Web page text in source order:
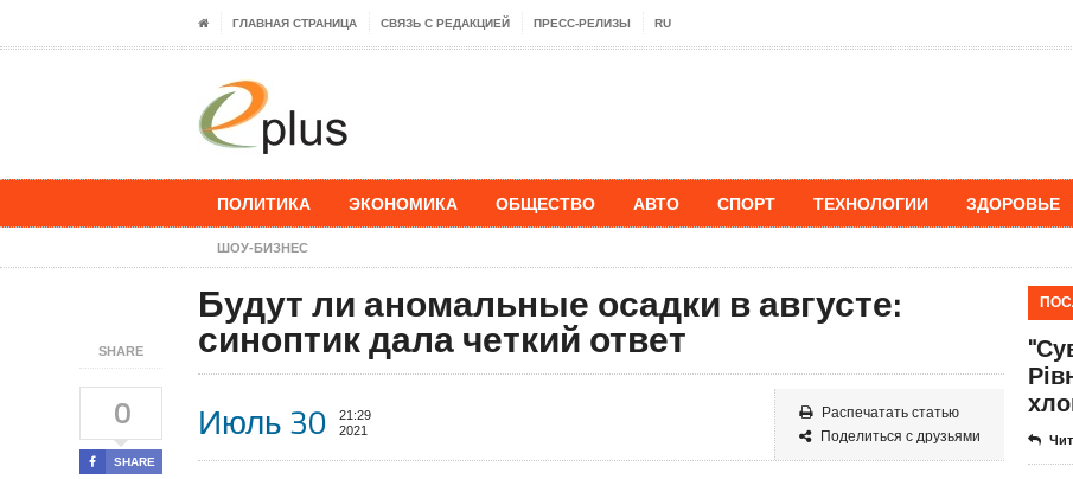
ГЛАВНАЯ СТРАНИЦА СВЯЗЬ С РЕДАКЦИЕЙ ПРЕСС-РЕЛИЗЫ RU
ПОЛИТИКА ЭКОНОМИКА ОБЩЕСТВО АВТО СПОРТ ТЕХНОЛОГИИ ЗДОРОВЬЕ
ШОУ-БИЗНЕС
SHARE
0
SHARE
Будут ли аномальные осадки в августе:
синоптик дала четкий ответ
Июль 30
21:29
2021
Распечатать статью
Поделиться с друзьями